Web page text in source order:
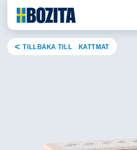
content
TILLBAKA TILL KATTMAT